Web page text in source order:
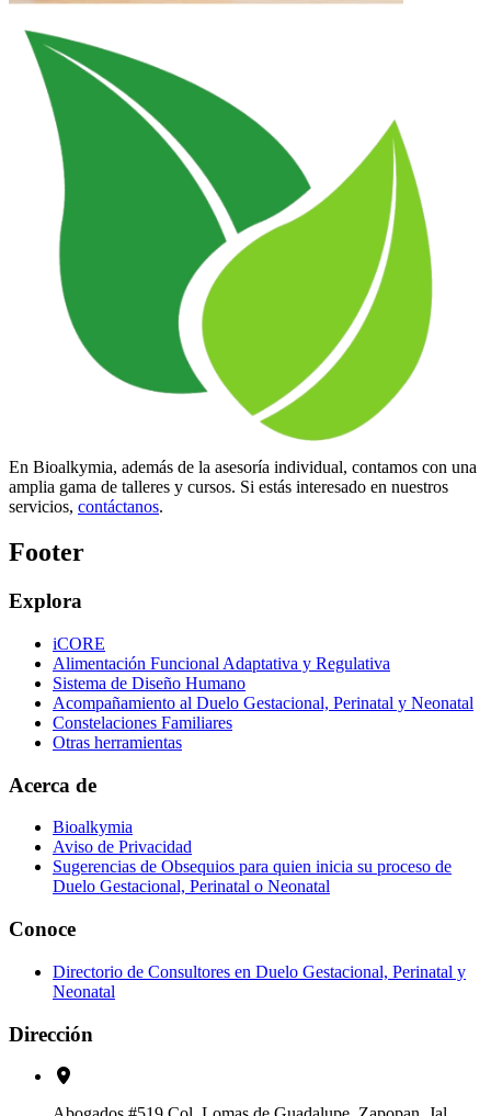
En Bioalkymia, además de la asesoría individual, contamos con una
amplia gama de talleres y cursos. Si estás interesado en nuestros
servicios, contáctanos.
Footer
Explora
iCORE
Alimentación Funcional Adaptativa y Regulativa
Sistema de Diseño Humano
Acompañamiento al Duelo Gestacional, Perinatal y Neonatal
Constelaciones Familiares
Otras herramientas
Acerca de
Bioalkymia
Aviso de Privacidad
Sugerencias de Obsequios para quien inicia su proceso de
Duelo Gestacional, Perinatal o Neonatal
Conoce
Directorio de Consultores en Duelo Gestacional, Perinatal y
Neonatal
Dirección